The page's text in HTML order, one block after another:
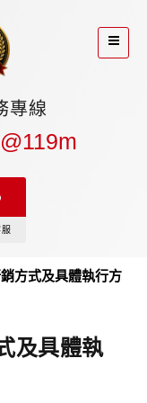
專線
方式及具體執行方
及具體執